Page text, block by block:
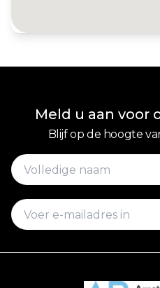
Meld u aan voor
Blijf op de hoogte